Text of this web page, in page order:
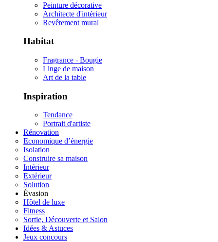
Peinture décorative
Architecte d'intérieur
Revêtement mural
Habitat
Fragrance - Bougie
Linge de maison
Art de la table
Inspiration
Tendance
Portrait d'artiste
Rénovation
Economique d’énergie
Isolation
Construire sa maison
Intérieur
Extérieur
Solution
Évasion
Hôtel de luxe
Fitness
Sortie, Découverte et Salon
Idées & Astuces
Jeux concours